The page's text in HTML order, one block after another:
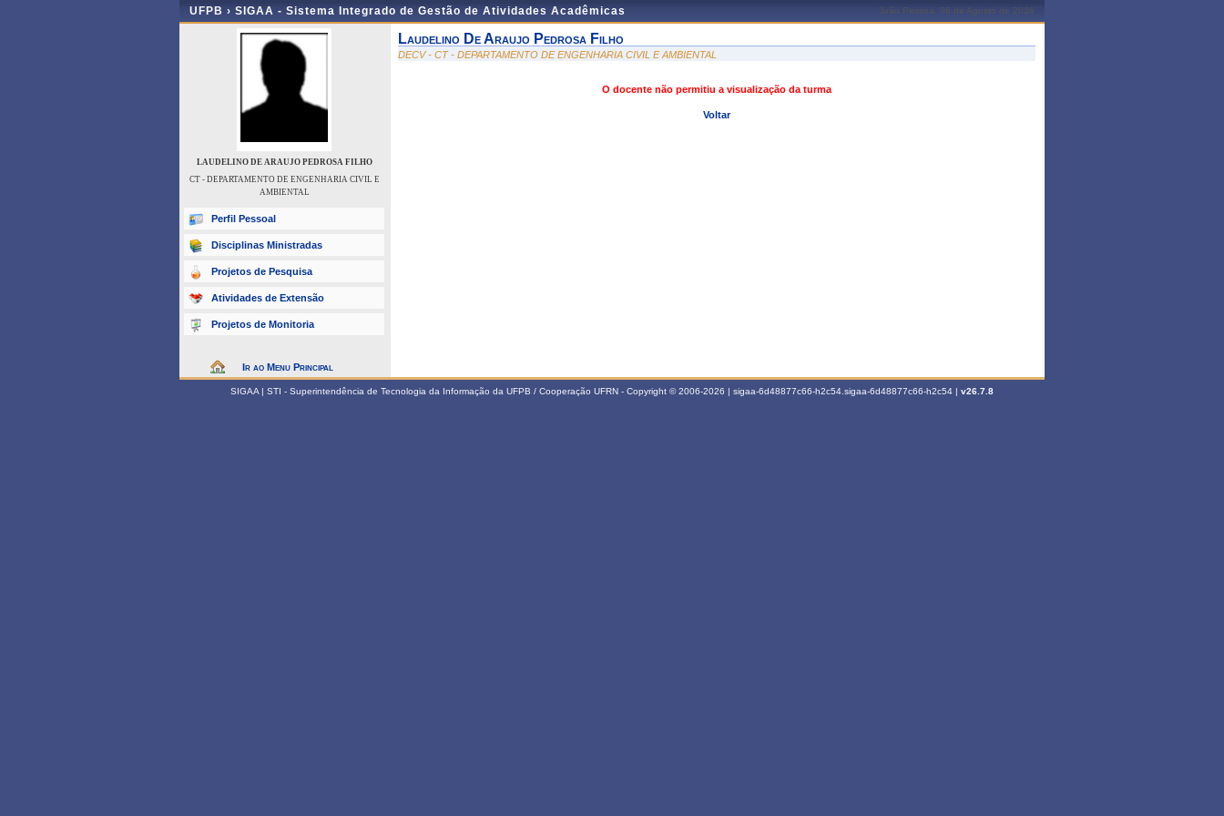
UFPB › SIGAA - Sistema Integrado de Gestão de Atividades Acadêmicas João Pessoa, 06 de Agosto de 2026
LAUDELINO DE ARAUJO PEDROSA FILHO
CT - DEPARTAMENTO DE ENGENHARIA CIVIL E
AMBIENTAL
Perfil Pessoal
Disciplinas Ministradas
Projetos de Pesquisa
Atividades de Extensão
Projetos de Monitoria
Ir ao Menu Principal
Laudelino De Araujo Pedrosa Filho
DECV - CT - DEPARTAMENTO DE ENGENHARIA CIVIL E AMBIENTAL
O docente não permitiu a visualização da turma
Voltar
SIGAA | STI - Superintendência de Tecnologia da Informação da UFPB / Cooperação UFRN - Copyright © 2006-2026 | sigaa-6d48877c66-h2c54.sigaa-6d48877c66-h2c54 | v26.7.8